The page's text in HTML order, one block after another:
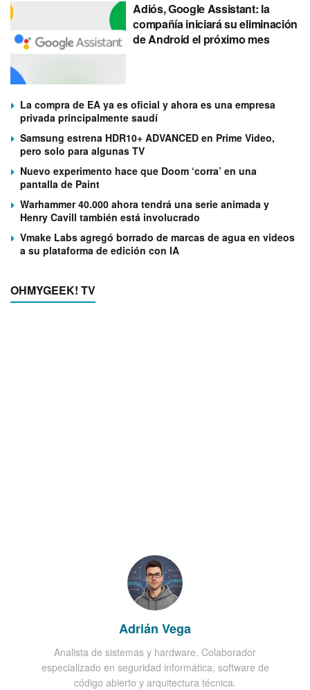
Adiós, Google Assistant: la
compañía iniciará su eliminación
de Android el próximo mes
La compra de EA ya es oficial y ahora es una empresa
privada principalmente saudí
Samsung estrena HDR10+ ADVANCED en Prime Video,
pero solo para algunas TV
Nuevo experimento hace que Doom ‘corra’ en una
pantalla de Paint
Warhammer 40.000 ahora tendrá una serie animada y
Henry Cavill también está involucrado
Vmake Labs agregó borrado de marcas de agua en videos
a su plataforma de edición con IA
OHMYGEEK! TV
Adrián Vega
Analista de sistemas y hardware. Colaborador
especializado en seguridad informática, software de
código abierto y arquitectura técnica.